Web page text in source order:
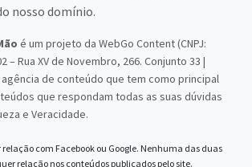
nosso domínio.
é um projeto da WebGo Content (CNPJ:
– Rua XV de Novembro, 266. Conjunto 33 |
agência de conteúdo que tem como principal
que respondam todas as suas dúvidas
e Veracidade.
com Facebook ou Google. Nenhuma das duas
relação nos conteúdos publicados pelo site.